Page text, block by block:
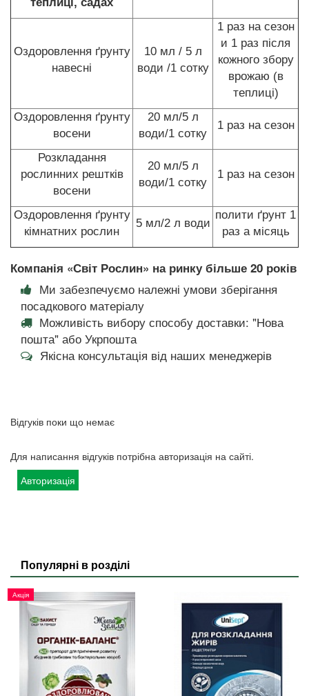
Оздоровлення ґрунту
навесні
10 мл / 5 л
води /1 сотку
1 раз на сезон
и 1 раз після
кожного збору
врожаю (в
теплиці)
Оздоровлення ґрунту
восени
20 мл/5 л
води/1 сотку
1 раз на сезон
Розкладання
рослинних рештків
восени
20 мл/5 л
води/1 сотку
1 раз на сезон
Оздоровлення ґрунту
кімнатних рослин
5 мл/2 л води
полити ґрунт 1
раз а місяць
Компанія «Світ Рослин» на ринку більше 20 років
Ми забезпечуємо належні умови зберігання
посадкового матеріалу
Можливість вибору способу доставки: "Нова
пошта" або Укрпошта
Якісна консультація від наших менеджерів
Відгуків поки що немає
Для написання відгуків потрібна авторизація на сайті.
Авторизація
Популярні в розділі
Акція